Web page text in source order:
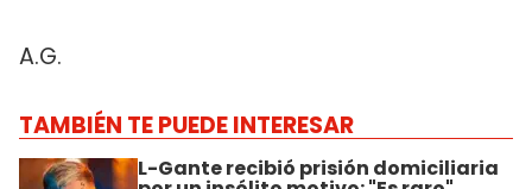
A.G.
TAMBIÉN TE PUEDE INTERESAR
L-Gante recibió prisión domiciliaria